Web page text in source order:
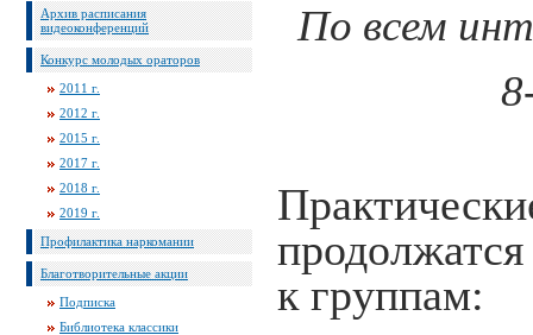
Архив расписания
видеоконференций
Конкурс молодых ораторов
2011 г.
2012 г.
2015 г.
2017 г.
2018 г.
2019 г.
Профилактика наркомании
Благотворительные акции
Подписка
Библиотека классики
По всем
к группам: